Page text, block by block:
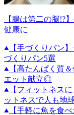
【腸は第二の脳!?
健康に
【手づくりパン
づくりパン5選
【高たんぱく質
エット献立◎
【フィットネス
ットネスで人も地
【手軽に魚を食